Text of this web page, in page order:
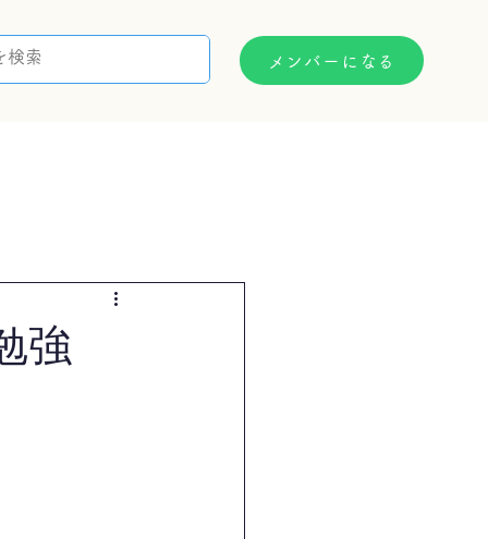
メンバーになる
強